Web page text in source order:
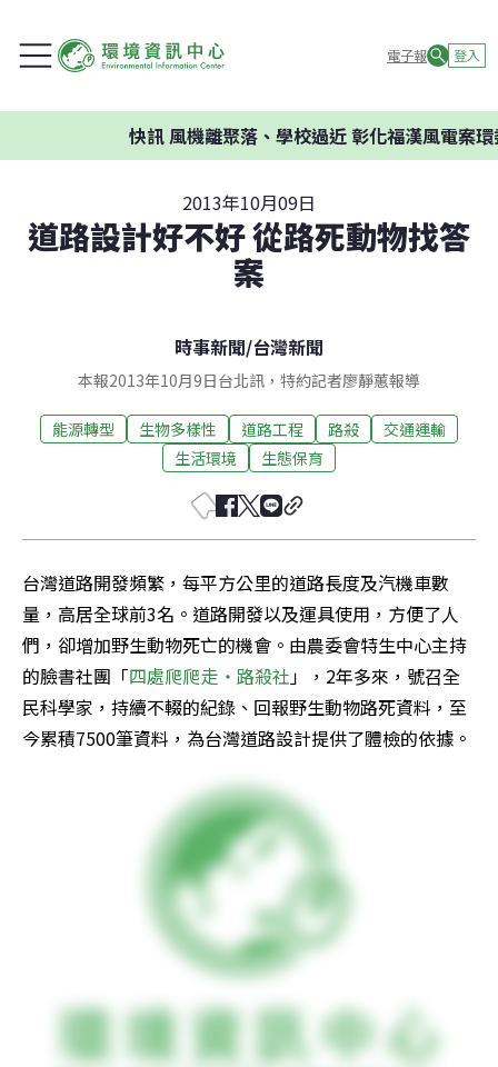
電子報 登入
風機離聚落、學校過近 彰化福漢風電案環委建
2013年10月09日
道路設計好不好 從路死動物找答
案
時事新聞/台灣新聞
本報2013年10月9日台北訊，特約記者廖靜蕙報導
能源轉型 生物多樣性 道路工程 路殺
交通運輸
生活環境
生態保育
台灣道路開發頻繁，每平方公里的道路長度及汽機車數
量，高居全球前3名。道路開發以及運具使用，方便了人
們，卻增加野生動物死亡的機會。由農委會特生中心主持
的臉書社團「四處爬爬走‧路殺社」，2年多來，號召全
民科學家，持續不輟的紀錄、回報野生動物路死資料，至
今累積7500筆資料，為台灣道路設計提供了體檢的依據。